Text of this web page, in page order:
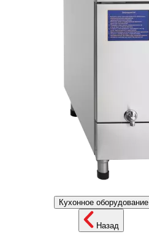
Кухонное оборудование
Назад